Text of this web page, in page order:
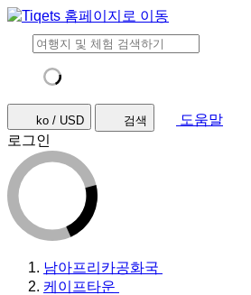
ko / USD 검색
도움말
로그인
남아프리카공화국
케이프타운